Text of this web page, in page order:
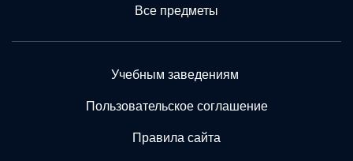
Все предметы
Учебным заведениям
Пользовательское соглашение
Правила сайта